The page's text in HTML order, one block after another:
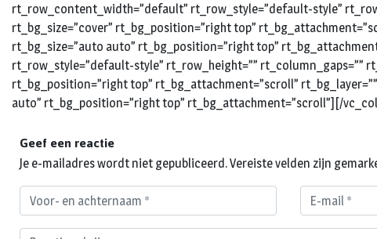
rt_row_content_width=”default” rt_row_style=”default-style”
rt_bg_size=”cover” rt_bg_position=”right top”
rt_bg_size=”auto auto” rt_bg_position=”right top”
rt_row_style=”default-style” rt_row_height=”” rt_column_gaps=””
rt_bg_position=”right top” rt_bg_attachment=”scroll”
auto” rt_bg_position=”right top” rt_bg_attachment=”scroll”][/
Geef een reactie
Je e-mailadres wordt niet gepubliceerd.Vereiste velden zijn